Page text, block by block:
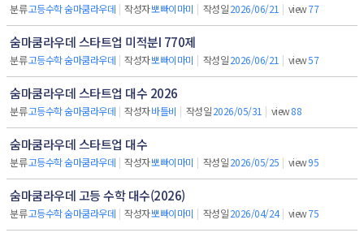
분류고등수학 숨마쿰라우데 | 작성자뽀빠이마미 | 작성일2026/06/21 | view77
숨마쿰라우데 스타트업 미적분I 770제
분류고등수학 숨마쿰라우데 | 작성자뽀빠이마미 | 작성일2026/06/21 | view57
숨마쿰라우데 스타트업 대수 2026
분류고등수학 숨마쿰라우데 | 작성자바틀비 | 작성일2026/05/31 | view88
숨마쿰라우데 스타트업 대수
분류고등수학 숨마쿰라우데 | 작성자뽀빠이마미 | 작성일2026/05/25 | view95
숨마쿰라우데 고등 수학 대수(2026)
분류고등수학 숨마쿰라우데 | 작성자뽀빠이마미 | 작성일2026/04/24 | view75